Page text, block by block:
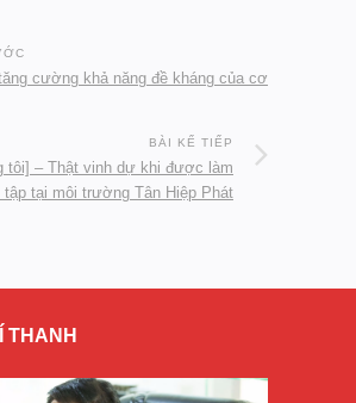
cường khả năng đề kháng của cơ
BÀI KẾ TIẾP
tôi] – Thật vinh dự khi được làm
tại môi trường Tân Hiệp Phát
THANH